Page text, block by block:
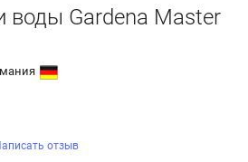
воды Gardena Master
отзыв